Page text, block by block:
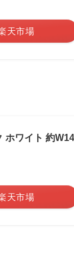
天市場
ホワイト 約
天市場